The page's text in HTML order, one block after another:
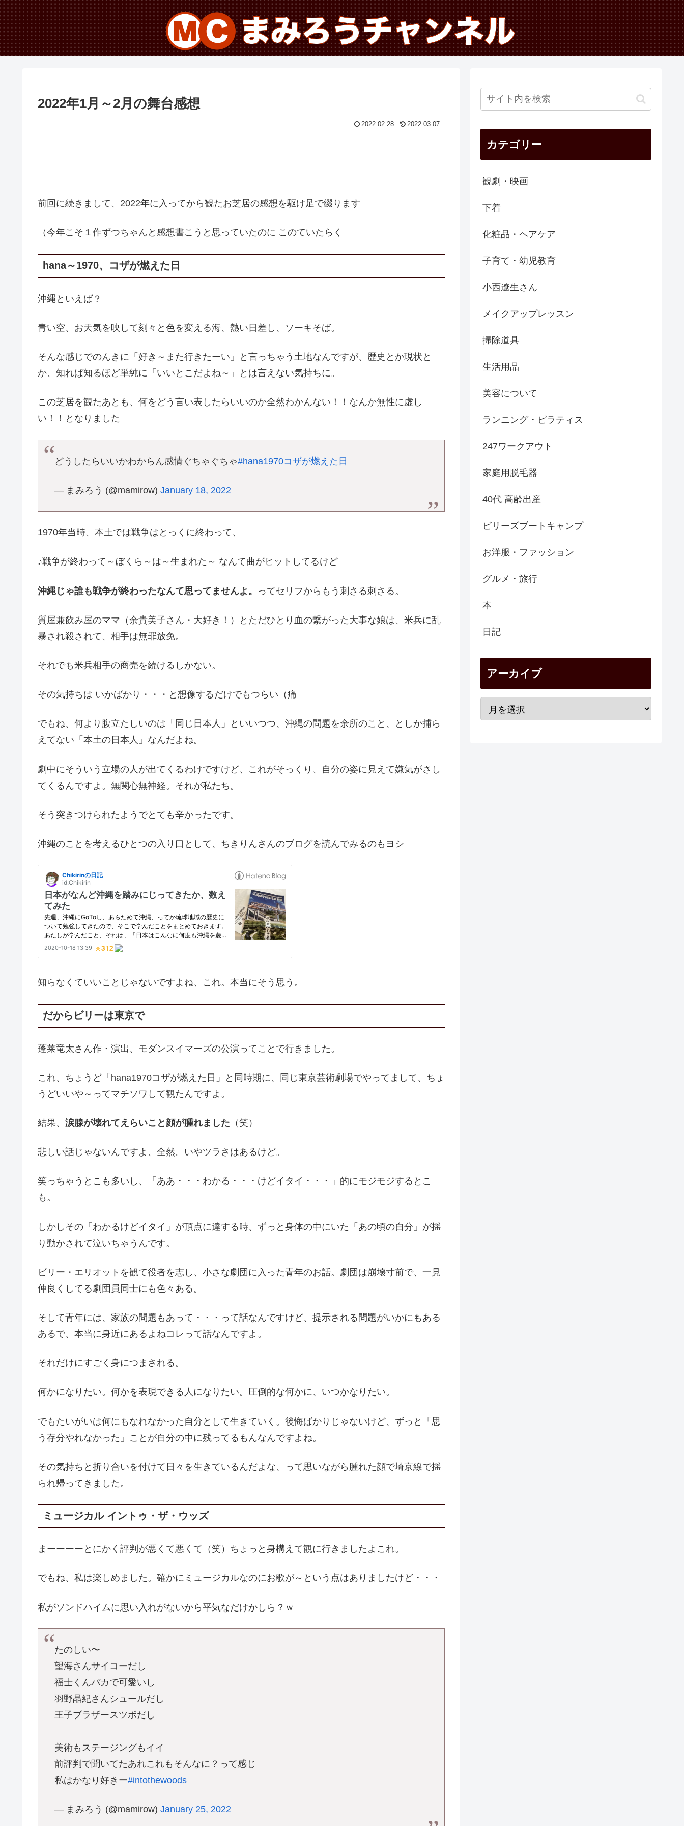
2022年1月～2月の舞台感想
2022.02.28 2022.03.07
前回に続きまして、2022年に入ってから観たお芝居の感想を駆け足で綴ります
（今年こそ１作ずつちゃんと感想書こうと思っていたのに このていたらく
hana～1970、コザが燃えた日
沖縄といえば？
青い空、お天気を映して刻々と色を変える海、熱い日差し、ソーキそば。
そんな感じでのんきに「好き～また行きたーい」と言っちゃう土地なんですが、歴史とか現状と
か、知れば知るほど単純に「いいとこだよね～」とは言えない気持ちに。
この芝居を観たあとも、何をどう言い表したらいいのか全然わかんない！！なんか無性に虚し
い！！となりました
どうしたらいいかわからん感情ぐちゃぐちゃ#hana1970コザが燃えた日
— まみろう (@mamirow)January 18, 2022
1970年当時、本土では戦争はとっくに終わって、
♪戦争が終わって～ぼくら～は～生まれた～ なんて曲がヒットしてるけど
沖縄じゃ誰も戦争が終わったなんて思ってませんよ。 ってセリフからもう刺さる刺さる。
質屋兼飲み屋のママ（余貴美子さん・大好き！）とただひとり血の繋がった大事な娘は、米兵に乱
暴され殺されて、相手は無罪放免。
それでも米兵相手の商売を続けるしかない。
その気持ちは いかばかり・・・と想像するだけでもつらい（痛
でもね、何より腹立たしいのは「同じ日本人」といいつつ、沖縄の問題を余所のこと、としか捕ら
えてない「本土の日本人」なんだよね。
劇中にそういう立場の人が出てくるわけですけど、これがそっくり、自分の姿に見えて嫌気がさし
てくるんですよ。無関心無神経。それが私たち。
そう突きつけられたようでとても辛かったです。
沖縄のことを考えるひとつの入り口として、ちきりんさんのブログを読んでみるのもヨシ
知らなくていいことじゃないですよね、これ。本当にそう思う。
だからビリーは東京で
蓬莱竜太さん作・演出、モダンスイマーズの公演ってことで行きました。
これ、ちょうど「hana1970コザが燃えた日」と同時期に、同じ東京芸術劇場でやってまして、ちょ
うどいいや～ってマチソワして観たんですよ。
結果、 涙腺が壊れてえらいこと顔が腫れました （笑）
悲しい話じゃないんですよ、全然。いやツラさはあるけど。
笑っちゃうとこも多いし、「ああ・・・わかる・・・けどイタイ・・・」的にモジモジするとこ
も。
しかしその「わかるけどイタイ」が頂点に達する時、ずっと身体の中にいた「あの頃の自分」が揺
り動かされて泣いちゃうんです。
ビリー・エリオットを観て役者を志し、小さな劇団に入った青年のお話。劇団は崩壊寸前で、一見
仲良くしてる劇団員同士にも色々ある。
そして青年には、家族の問題もあって・・・って話なんですけど、提示される問題がいかにもある
あるで、本当に身近にあるよねコレって話なんですよ。
それだけにすごく身につまされる。
何かになりたい。何かを表現できる人になりたい。圧倒的な何かに、いつかなりたい。
でもたいがいは何にもなれなかった自分として生きていく。後悔ばかりじゃないけど、ずっと「思
う存分やれなかった」ことが自分の中に残ってるもんなんですよね。
その気持ちと折り合いを付けて日々を生きているんだよな、って思いながら腫れた顔で埼京線で揺
られ帰ってきました。
ミュージカル イントゥ・ザ・ウッズ
まーーーーとにかく評判が悪くて悪くて（笑）ちょっと身構えて観に行きましたよこれ。
でもね、私は楽しめました。確かにミュージカルなのにお歌が～という点はありましたけど・・・
私がソンドハイムに思い入れがないから平気なだけかしら？ｗ
たのしい〜
望海さんサイコーだし
福士くんバカで可愛いし
羽野晶紀さんシュールだし
王子ブラザースツボだし
美術もステージングもイイ
前評判で聞いてたあれこれもそんなに？って感じ
私はかなり好きー#intothewoods
— まみろう (@mamirow)January 25, 2022
カテゴリー
観劇・映画
下着
化粧品・ヘアケア
子育て・幼児教育
小西遼生さん
メイクアップレッスン
掃除道具
生活用品
美容について
ランニング・ピラティス
247ワークアウト
家庭用脱毛器
40代 高齢出産
ビリーズブートキャンプ
お洋服・ファッション
グルメ・旅行
本
日記
アーカイブ